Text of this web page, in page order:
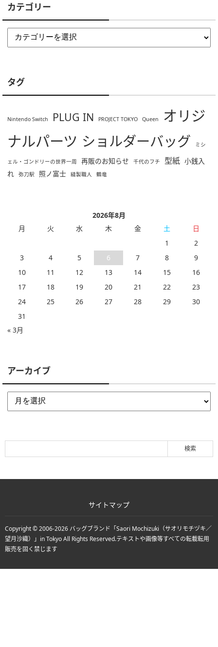
カテゴリー
タグ
Nintendo Switch PLUG IN PROJECT TOKYO Queen
オリジ
ナルパーツ ショルダーバッグ ミシ
ェル・ゴンドリーの世界一周 再販のお知らせ 千代のフチ 型紙 小銭入
れ
弥刀駅 照ノ富士 縫製職人 鶴竜
2026年8月
月
火 水 木 金 土
日
1
2
3
4 5 6 7 8
9
10
11 12 13 14 15
16
17
18 19 20 21 22
23
24
25 26 27 28 29
30
31
« 3月
アーカイブ
サイトマップ
Copyright © 2006-2026 バッグブランド「Saori Mochizuki（サオリモチヅキ／
望月沙織）」in TokyoAll Rights Reserved.テキストや画像等すべての転載転用
販売を固く禁じます